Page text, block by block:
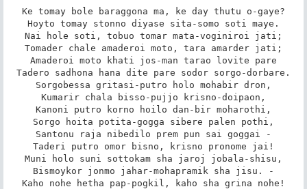
Ke tomay bole baraggona ma, ke day thutu o-gaye?
Hoyto tomay stonno diyase sita-somo soti maye.
Nai hole soti, tobuo tomar mata-voginiroi jati;
Tomader chale amaderoi moto, tara amarder jati;
Amaderoi moto khati jos-man tarao lovite pare
Tadero sadhona hana dite pare sodor sorgo-dorbare.
Sorgobessa gritasi-putro holo mohabir dron,
Kumarir chala bisso-pujjo krisno-doipaon,
Kanoni putro korno hoilo dan-bir moharothi,
Sorgo hoita potita-gogga sibere palen pothi,
Santonu raja nibedilo prem pun sai goggai -
Taderi putro omor bisno, krisno pronome jai!
Muni holo suni sottokam sha jaroj jobala-shisu,
Bismoykor jonmo jahar-mohapramik sha jisu. -
Kaho nohe hetha pap-pogkil, kaho sha grina nohe!